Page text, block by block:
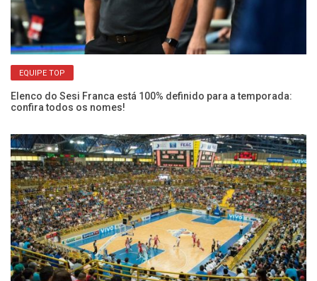
EQUIPE TOP
Elenco do Sesi Franca está 100% definido para a temporada:
confira todos os nomes!